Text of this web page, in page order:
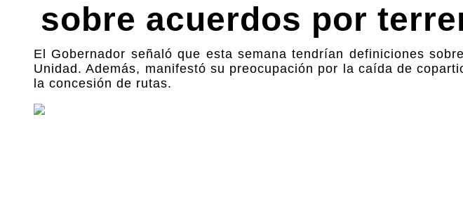
sobre acuerdos por
El Gobernador señaló que esta semana tendrían definiciones
Unidad. Además, manifestó su preocupación por la caída de
la concesión de rutas.